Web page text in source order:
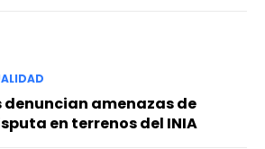
amenazas de
en terrenos del INIA